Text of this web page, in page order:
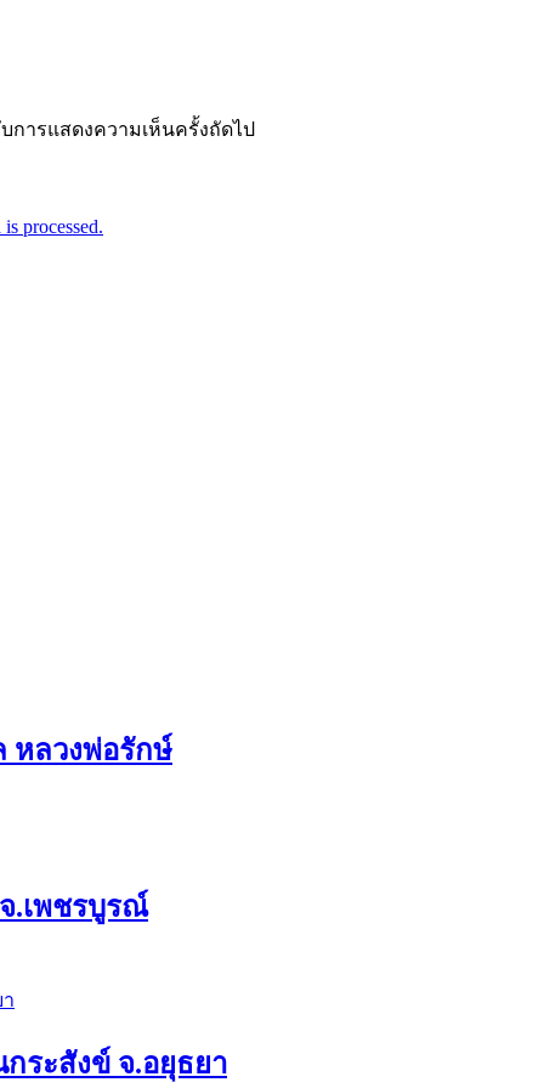
การแสดงความเห็นครั้งถัดไป
processed.
หลวงพ่อรักษ์
.เพชรบูรณ์
ระสังข์ จ.อยุธยา